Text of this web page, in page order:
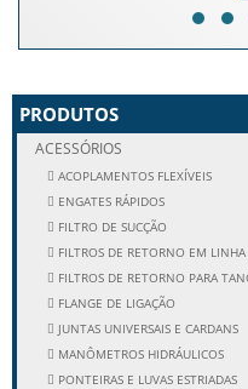
PRODUTOS
ACESSÓRIOS
ACOPLAMENTOS FLEXÍVEIS
ENGATES RÁPIDOS
FILTRO DE SUCÇÃO
FILTROS DE RETORNO EM LINHA
FILTROS DE RETORNO PARA
FLANGE DE LIGAÇÃO
JUNTAS UNIVERSAIS E CARDANS
MANÔMETROS HIDRÁULICOS
PONTEIRAS E LUVAS ESTRIADAS